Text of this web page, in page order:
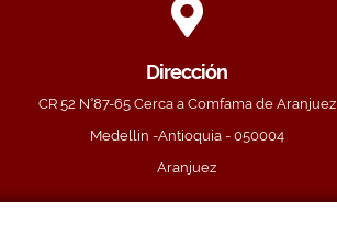
Dirección
CR 52 N°87-65 Cerca a Comfama de Aranjuez
Medellin -Antioquia - 050004
Aranjuez